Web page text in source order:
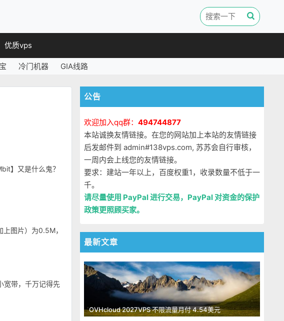
优质vps
冷门机器 GIA线路
】又是什么鬼？
图片）为0.5M，
宽带，千万记得先
公告
欢迎加入qq群： 494744877
本站诚换友情链接。在您的网站加上本站的友情链接
后发邮件到 admin#138vps.com, 苏苏会自行审核，
一周内会上线您的友情链接。
要求：建站一年以上，百度权重1，收录数量不低于一
千。
请尽量使用 PayPal 进行交易，PayPal 对资金的保护
政策更照顾买家。
最新文章
OVHcloud 2027VPS 不限流量月付 4.54美元